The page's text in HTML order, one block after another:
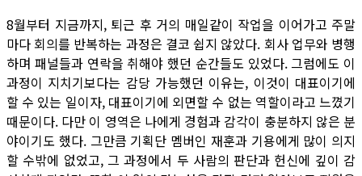
8월부터 지금까지, 퇴근 후 거의 매일같이 작업을 이어가고 주말
마다 회의를 반복하는 과정은 결코 쉽지 않았다. 회사 업무와 병행
하며 패널들과 연락을 취해야 했던 순간들도 있었다. 그럼에도 이
과정이 지치기보다는 감당 가능했던 이유는, 이것이 대표이기에
할 수 있는 일이자, 대표이기에 외면할 수 없는 역할이라고 느꼈기
때문이다. 다만 이 영역은 나에게 경험과 감각이 충분하지 않은 분
야이기도 했다. 그만큼 기획단 멤버인 재훈과 기용에게 많이 의지
할 수밖에 없었고, 그 과정에서 두 사람의 판단과 헌신에 깊이 감